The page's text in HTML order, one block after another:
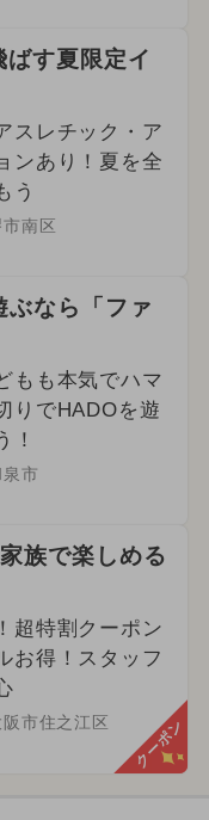
ばす夏限定イ
スレチック・ア
ンあり！夏を全
う
南区
なら「ファ
もも本気でハマ
りでHADOを遊
！
市
族で楽しめる
超特割クーポン
お得！スタッフ
市住之江区 クーポン